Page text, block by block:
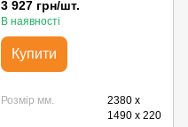
3 927 грн/шт.
В наявності
Купити
Розмір мм.
2380 x
1490 x 220